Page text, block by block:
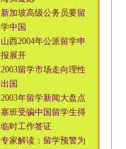
新加坡高级公务员要留
学中国
山西2004年公派留学申
报展开
2003留学市场走向理性
出国
2003年留学新闻大盘点
塞班受骗中国留学生得
临时工作签证
专家解读：留学预警为